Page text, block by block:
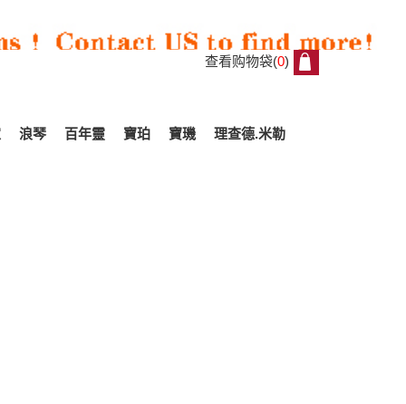
查看购物袋(0)
浪琴 百年靈 寶珀 寶璣 理查德.米勒